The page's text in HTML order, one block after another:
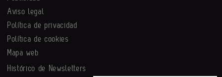
Aviso legal
Política de privacidad
Política de cookies
Mapa web
Histórico de Newsletters